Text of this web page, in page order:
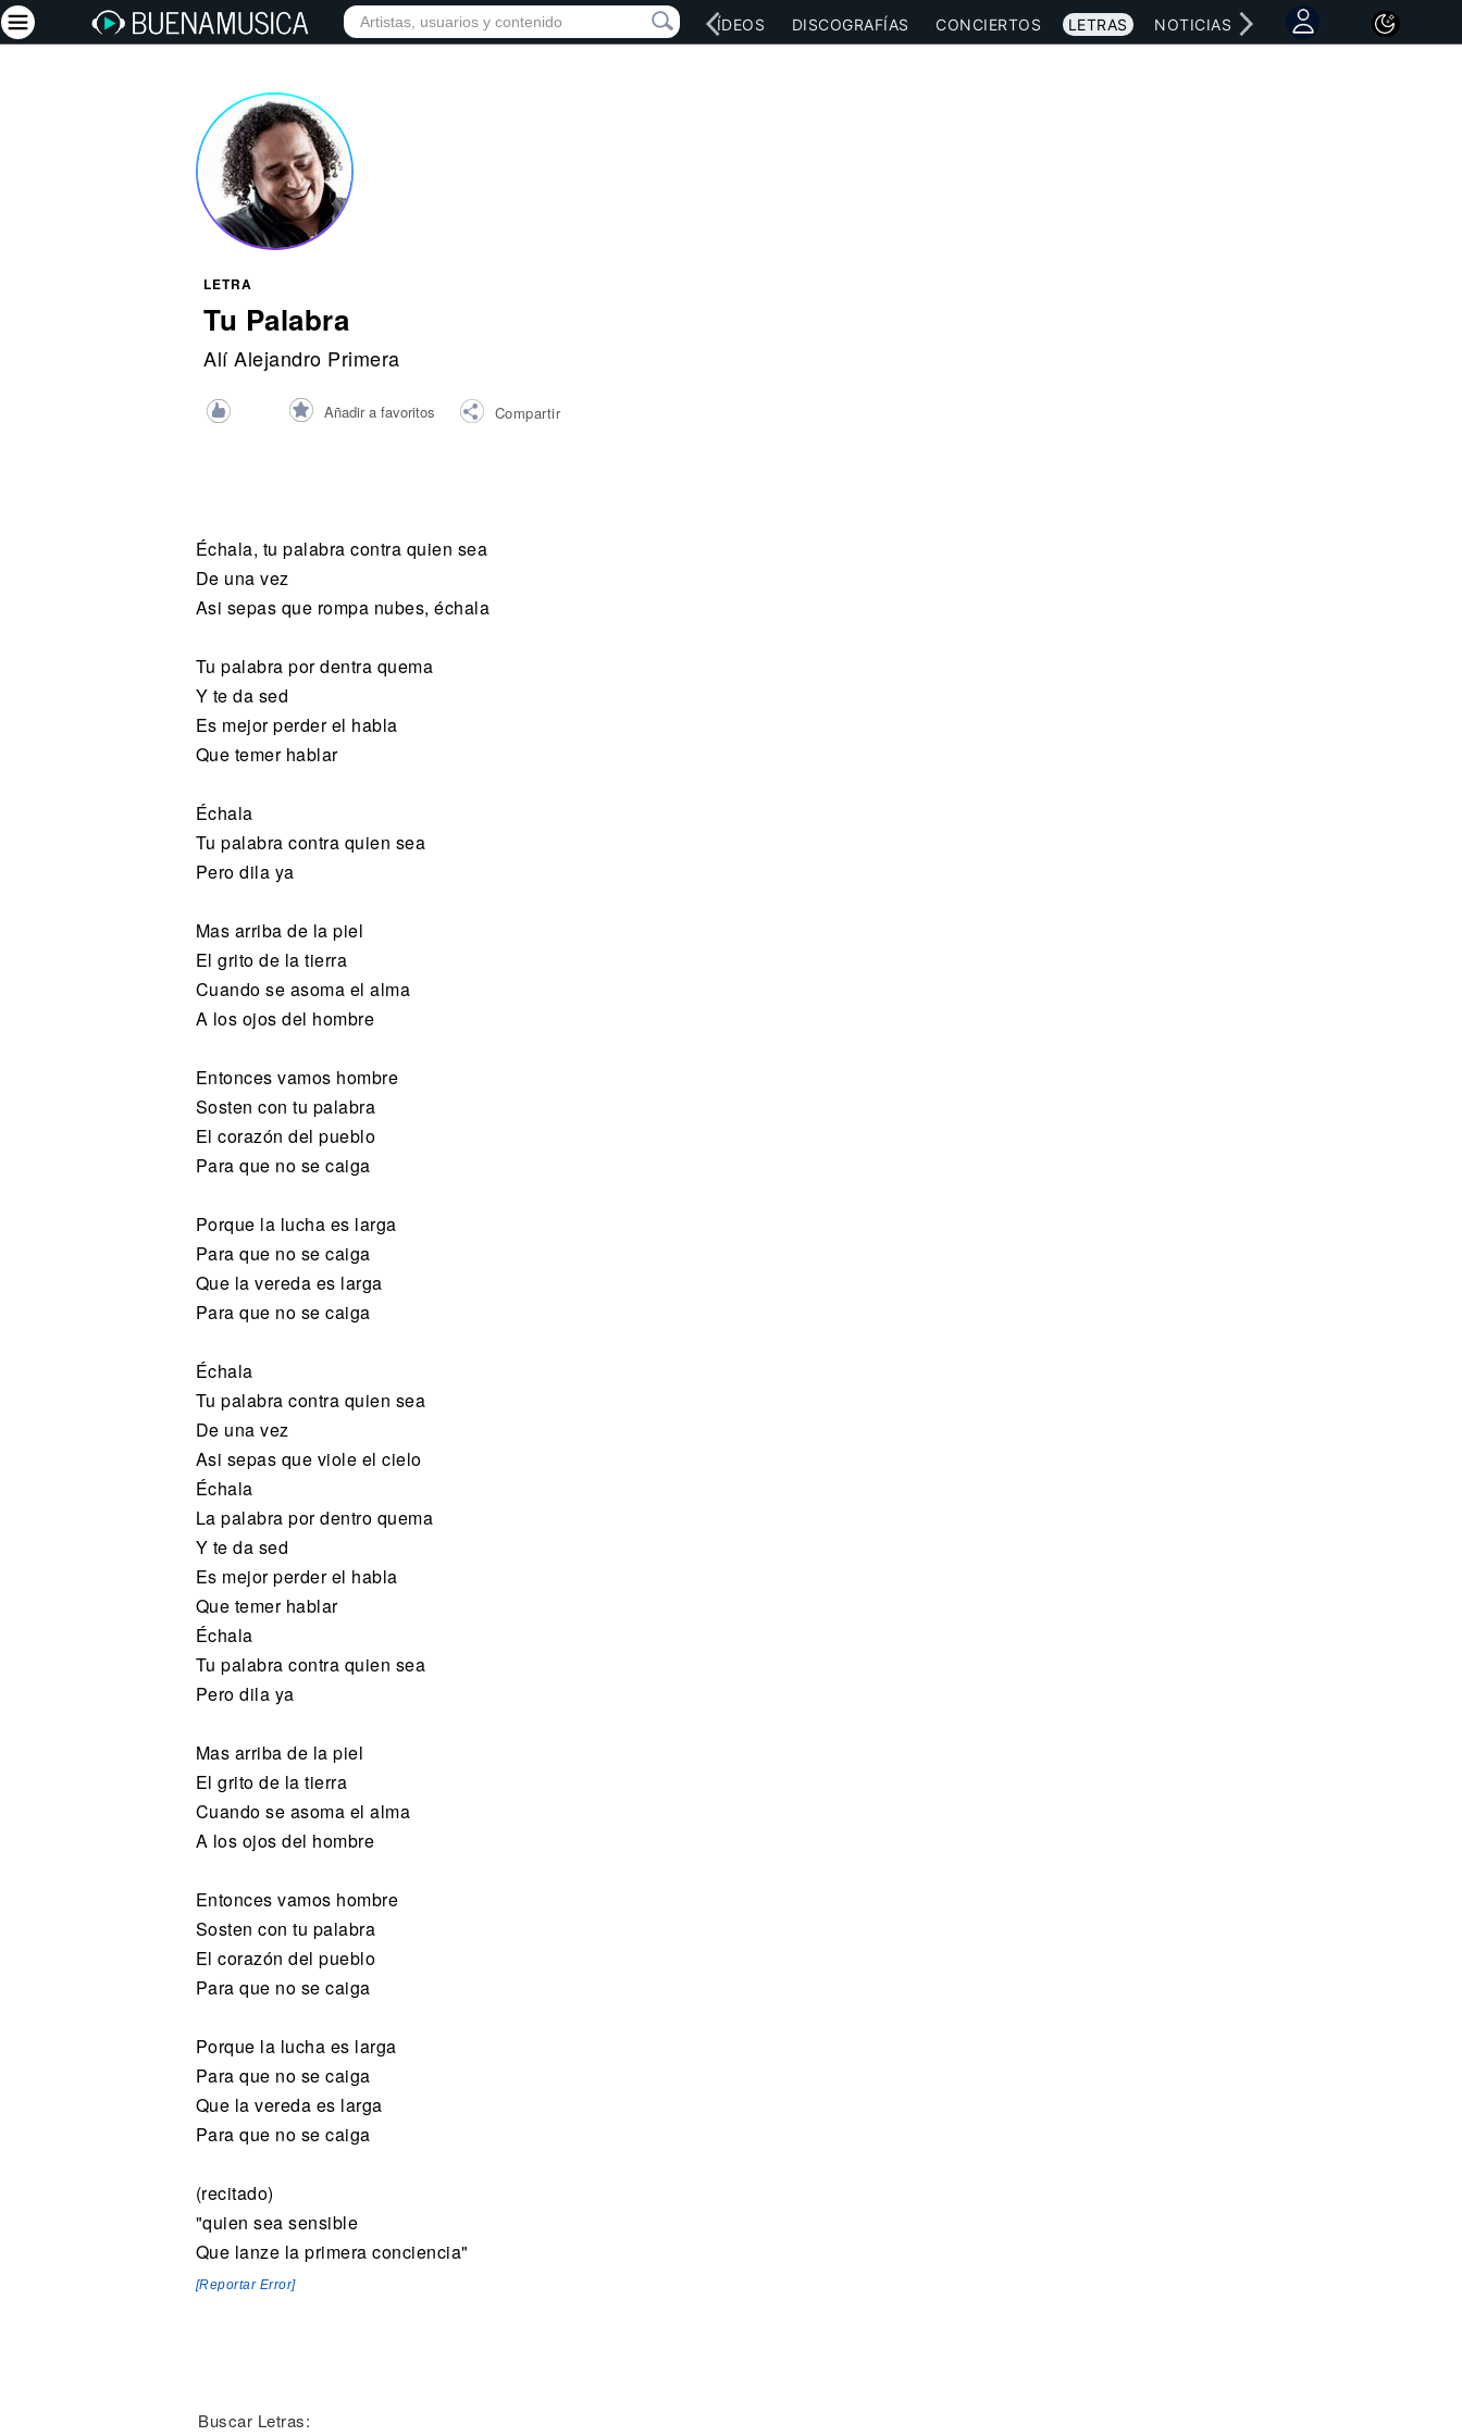
INICIO ARTISTAS RED SOCIAL MÚSICA VÍDEOS DISCOGRAFÍAS CONCIERTOS LETRAS NOTICIAS
LETRA
Tu Palabra
Alí Alejandro Primera
Añadir a favoritos Compartir
Échala, tu palabra contra quien sea
De una vez
Asi sepas que rompa nubes, échala
Tu palabra por dentra quema
Y te da sed
Es mejor perder el habla
Que temer hablar
Échala
Tu palabra contra quien sea
Pero dila ya
Mas arriba de la piel
El grito de la tierra
Cuando se asoma el alma
A los ojos del hombre
Entonces vamos hombre
Sosten con tu palabra
El corazón del pueblo
Para que no se caiga
Porque la lucha es larga
Para que no se caiga
Que la vereda es larga
Para que no se caiga
Échala
Tu palabra contra quien sea
De una vez
Asi sepas que viole el cielo
Échala
La palabra por dentro quema
Y te da sed
Es mejor perder el habla
Que temer hablar
Échala
Tu palabra contra quien sea
Pero dila ya
Mas arriba de la piel
El grito de la tierra
Cuando se asoma el alma
A los ojos del hombre
Entonces vamos hombre
Sosten con tu palabra
El corazón del pueblo
Para que no se caiga
Porque la lucha es larga
Para que no se caiga
Que la vereda es larga
Para que no se caiga
(recitado)
"quien sea sensible
Que lanze la primera conciencia"
[Reportar Error]
Buscar Letras: